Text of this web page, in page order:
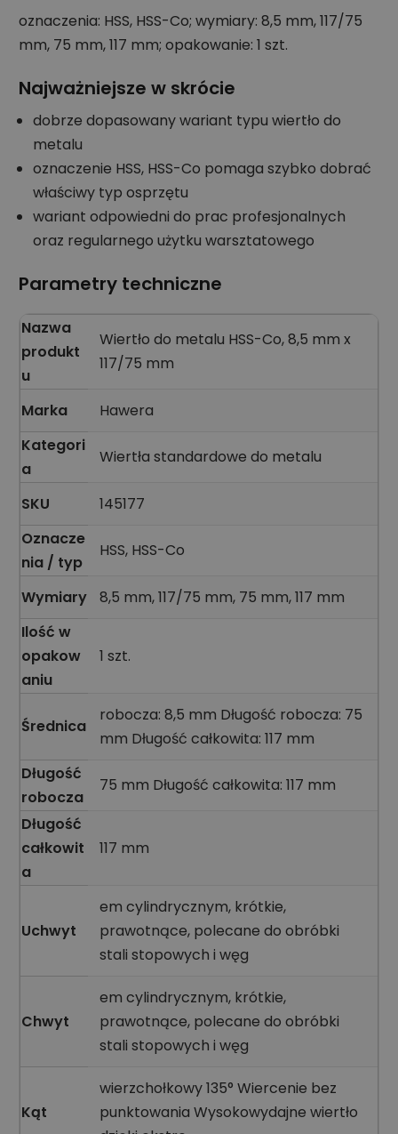
oznaczenia: HSS, HSS-Co; wymiary: 8,5 mm, 117/75
mm, 75 mm, 117 mm; opakowanie: 1 szt.
Najważniejsze w skrócie
dobrze dopasowany wariant typu wiertło do
metalu
oznaczenie HSS, HSS-Co pomaga szybko dobrać
właściwy typ osprzętu
wariant odpowiedni do prac profesjonalnych
oraz regularnego użytku warsztatowego
Parametry techniczne
Nazwa
produkt
u
Wiertło do metalu HSS-Co, 8,5 mm x
117/75 mm
Marka
Hawera
Kategori
a
Wiertła standardowe do metalu
SKU
145177
Oznacze
nia / typ
HSS, HSS-Co
Wymiary
8,5 mm, 117/75 mm, 75 mm, 117 mm
Ilość w
opakow
aniu
1 szt.
Średnica
robocza: 8,5 mm Długość robocza: 75
mm Długość całkowita: 117 mm
Długość
robocza
75 mm Długość całkowita: 117 mm
Długość
całkowit
a
117 mm
Uchwyt
em cylindrycznym, krótkie,
prawotnące, polecane do obróbki
stali stopowych i węg
Chwyt
em cylindrycznym, krótkie,
prawotnące, polecane do obróbki
stali stopowych i węg
Kąt
wierzchołkowy 135° Wiercenie bez
punktowania Wysokowydajne wiertło